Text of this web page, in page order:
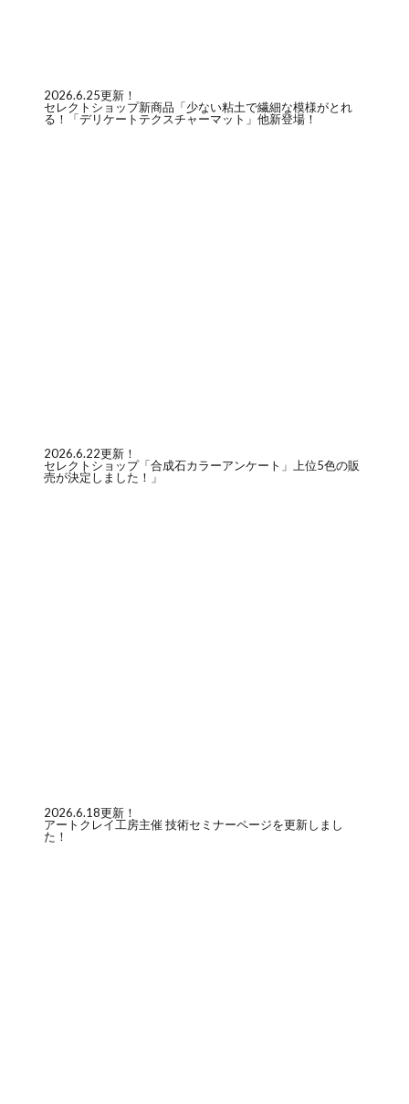
2026.6.25更新！
セレクトショップ新商品「少ない粘土で繊細な模様がとれ
る！「デリケートテクスチャーマット」他新登場！
2026.6.22更新！
セレクトショップ「合成石カラーアンケート」上位5色の販
売が決定しました！」
2026.6.18更新！
アートクレイ工房主催 技術セミナーページを更新しまし
た！